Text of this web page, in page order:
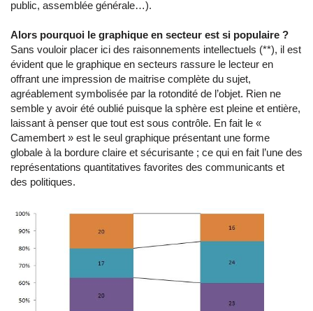
public, assemblée générale…).
Alors pourquoi le graphique en secteur est si populaire ?
Sans vouloir placer ici des raisonnements intellectuels (**), il est
évident que le graphique en secteurs rassure le lecteur en
offrant une impression de maitrise complète du sujet,
agréablement symbolisée par la rotondité de l’objet. Rien ne
semble y avoir été oublié puisque la sphère est pleine et entière,
laissant à penser que tout est sous contrôle. En fait le «
Camembert » est le seul graphique présentant une forme
globale à la bordure claire et sécurisante ; ce qui en fait l’une des
représentations quantitatives favorites des communicants et
des politiques.